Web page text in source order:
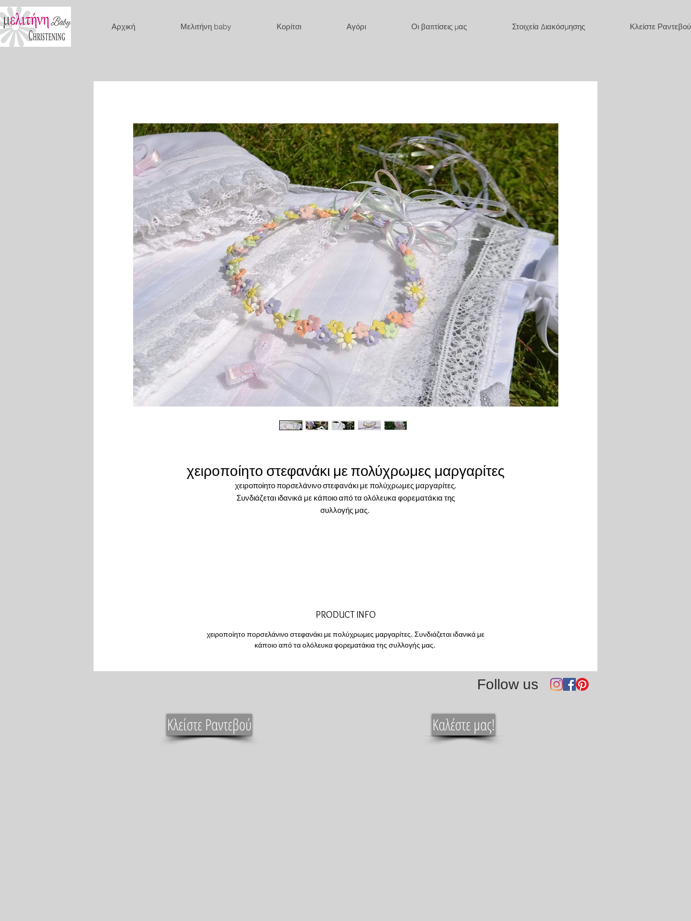
Αρχική Μελιτήνη baby Κορίτσι Αγόρι Οι βαπτίσεις μας Στοιχεία Διακόσμησης Κλείστε Ραντεβού
χειροποίητο στεφανάκι με πολύχρωμες μαργαρίτες
χειροποίητο πορσελάνινο στεφανάκι με πολύχρωμες μαργαρίτες.
Συνδιάζεται ιδανικά με κάποιο από τα ολόλευκα φορεματάκια της
συλλογής μας.
PRODUCT INFO
χειροποίητο πορσελάνινο στεφανάκι με πολύχρωμες μαργαρίτες. Συνδιάζεται ιδανικά με
κάποιο από τα ολόλευκα φορεματάκια της συλλογής μας.
Κλείστε Ραντεβού
Follow us
Καλέστε μας!